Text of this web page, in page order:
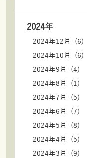
2024年
2024年12月 (6)
2024年10月 (6)
2024年9月 (4)
2024年8月 (1)
2024年7月 (5)
2024年6月 (7)
2024年5月 (8)
2024年4月 (5)
2024年3月 (9)